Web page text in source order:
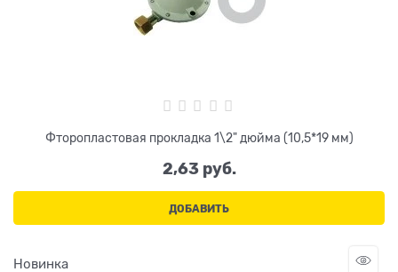
Фторопластовая прокладка 1\2" дюйма (10,5*19 мм)
2,63 руб.
ДОБАВИТЬ
Новинка